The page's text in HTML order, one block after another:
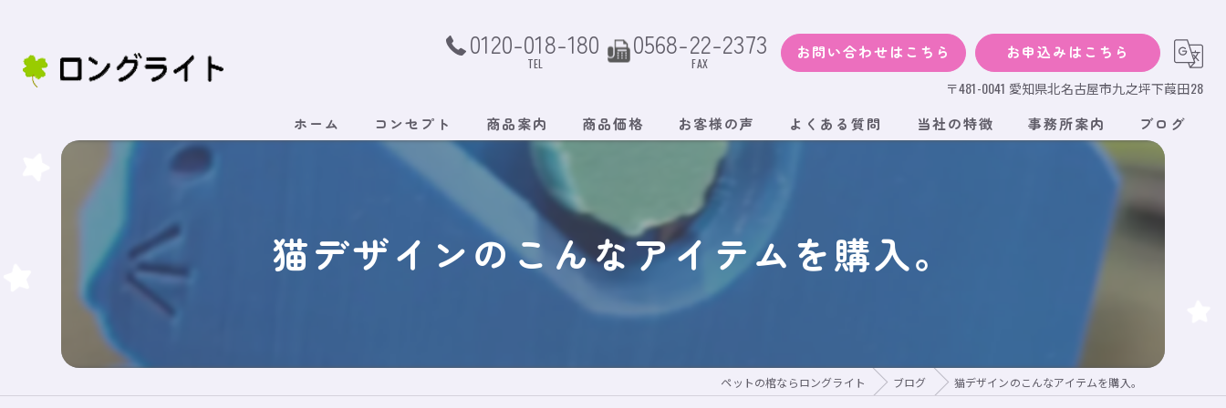
0120-018-180
TEL
0568-22-2373
FAX
お問い合わせはこちら
お申込みはこちら
〒481-0041 愛知県北名古屋市九之坪下葭田28
ホーム
コンセプト 商品案内 商品価格 お客様の声 よくある質問 当社の特徴
小動物
事務所案内 ブログ
猫デザインのこんなアイテムを購入。
ペットの棺ならロングライト ブログ 猫デザインのこんなアイテムを購入。